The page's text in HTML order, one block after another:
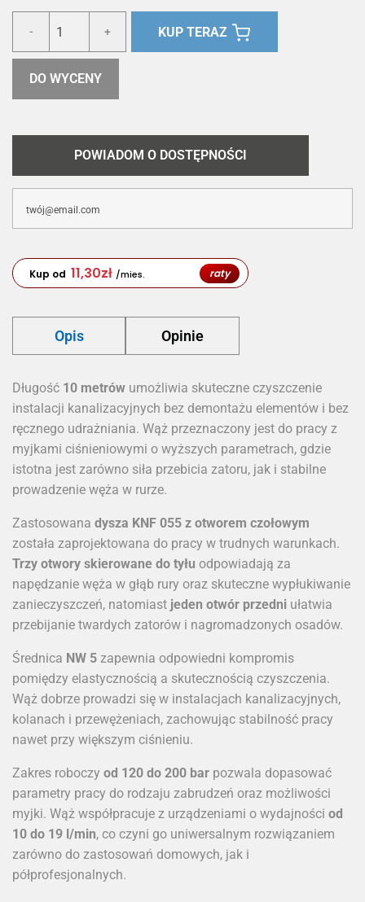
- + KUP TERAZ
DO WYCENY
POWIADOM O DOSTĘPNOŚCI
Kup od 11,30zł /mies. raty
Opis Opinie
Długość 10 metrów umożliwia skuteczne czyszczenie
instalacji kanalizacyjnych bez demontażu elementów i bez
ręcznego udrażniania. Wąż przeznaczony jest do pracy z
myjkami ciśnieniowymi o wyższych parametrach, gdzie
istotna jest zarówno siła przebicia zatoru, jak i stabilne
prowadzenie węża w rurze.
Zastosowana dysza KNF 055 z otworem czołowym
została zaprojektowana do pracy w trudnych warunkach.
Trzy otwory skierowane do tyłu odpowiadają za
napędzanie węża w głąb rury oraz skuteczne wypłukiwanie
zanieczyszczeń, natomiast jeden otwór przedni ułatwia
przebijanie twardych zatorów i nagromadzonych osadów.
Średnica NW 5 zapewnia odpowiedni kompromis
pomiędzy elastycznością a skutecznością czyszczenia.
Wąż dobrze prowadzi się w instalacjach kanalizacyjnych,
kolanach i przewężeniach, zachowując stabilność pracy
nawet przy większym ciśnieniu.
Zakres roboczy od 120 do 200 bar pozwala dopasować
parametry pracy do rodzaju zabrudzeń oraz możliwości
myjki. Wąż współpracuje z urządzeniami o wydajności od
10 do 19 l/min, co czyni go uniwersalnym rozwiązaniem
zarówno do zastosowań domowych, jak i
półprofesjonalnych.